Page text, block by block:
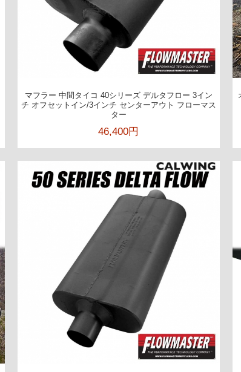
マフラー 中間タイコ 40シリーズ デルタフロー 3イン
チ オフセットイン/3インチ センターアウト フローマス
ター
46,400円